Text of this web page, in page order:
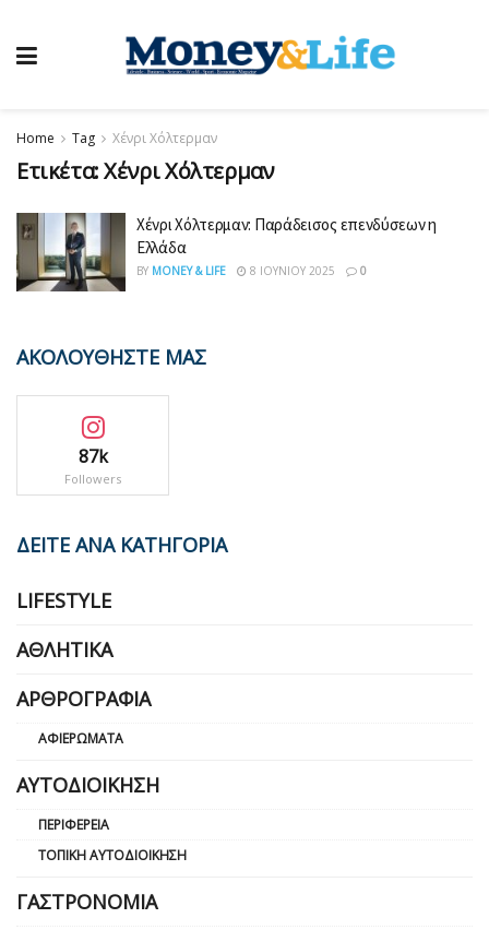
Home Tag Χένρι Χόλτερμαν
Ετικέτα:Χένρι Χόλτερμαν
Χένρι Χόλτερμαν: Παράδεισος επενδύσεων η
Ελλάδα
BY MONEY & LIFE 8 ΙΟΥΝΊΟΥ 2025 0
ΑΚΟΛΟΥΘΗΣΤΕ ΜΑΣ
87k
Followers
ΔΕΙΤΕ ΑΝΑ ΚΑΤΗΓΟΡΙΑ
LIFESTYLE
ΑΘΛΗΤΙΚΆ
ΑΡΘΡΟΓΡΑΦΊΑ
ΑΦΙΕΡΏΜΑΤΑ
ΑΥΤΟΔΙΟΊΚΗΣΗ
ΠΕΡΙΦΈΡΕΙΑ
ΤΟΠΙΚΉ ΑΥΤΟΔΙΟΊΚΗΣΗ
ΓΑΣΤΡΟΝΟΜΊΑ